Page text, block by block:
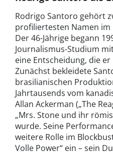
Rodrigo Santoro gehört
profiliertesten Namen im
Der 46-Jährige begann
Journalismus-Studium
eine Entscheidung, die
Zunächst bekleidete
brasilianischen
Jahrtausends vom
Allan Ackerman („The
„Mrs. Stone und ihr
wurde. Seine
weitere Rolle im
Volle Power“ ein – sein